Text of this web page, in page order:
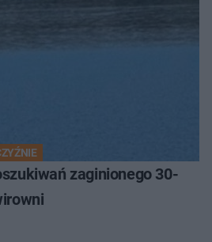
zaginionego 30-